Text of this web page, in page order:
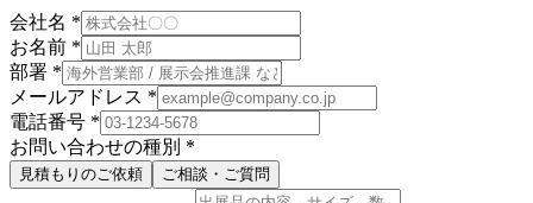
会社名 *
お名前 *
部署 *
メールアドレス *
電話番号 *
お問い合わせの種別 *
見積もりのご依頼 ご相談・ご質問